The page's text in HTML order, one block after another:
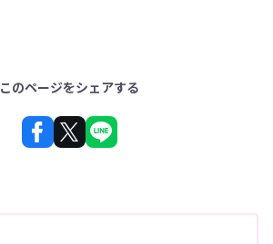
このページをシェアする